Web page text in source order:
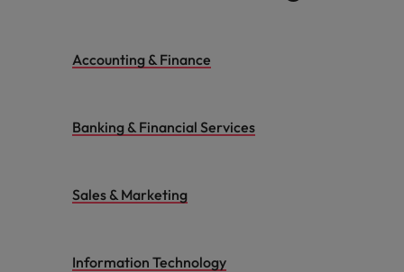
Accounting & Finance
Banking & Financial Services
Sales & Marketing
Information Technology